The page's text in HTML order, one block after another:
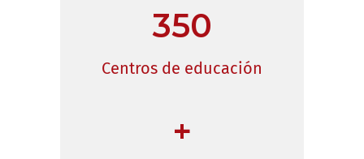
350
Centros de educación
+